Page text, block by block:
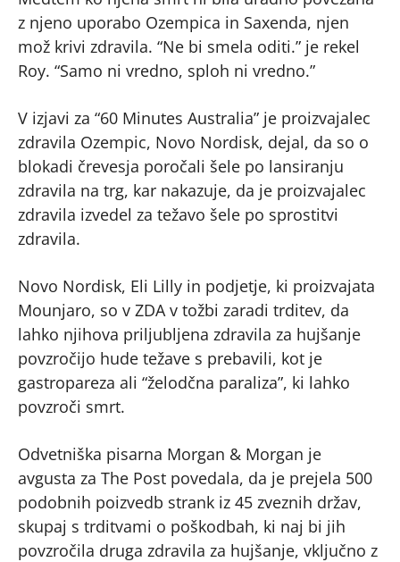
z njeno uporabo Ozempica in Saxenda, njen
mož krivi zdravila. “Ne bi smela oditi.” je rekel
Roy. “Samo ni vredno, sploh ni vredno.”
V izjavi za “60 Minutes Australia” je proizvajalec
zdravila Ozempic, Novo Nordisk, dejal, da so o
blokadi črevesja poročali šele po lansiranju
zdravila na trg, kar nakazuje, da je proizvajalec
zdravila izvedel za težavo šele po sprostitvi
zdravila.
Novo Nordisk, Eli Lilly in podjetje, ki proizvajata
Mounjaro, so v ZDA v tožbi zaradi trditev, da
lahko njihova priljubljena zdravila za hujšanje
povzročijo hude težave s prebavili, kot je
gastropareza ali “želodčna paraliza”, ki lahko
povzroči smrt.
Odvetniška pisarna Morgan & Morgan je
avgusta za The Post povedala, da je prejela 500
podobnih poizvedb strank iz 45 zveznih držav,
skupaj s trditvami o poškodbah, ki naj bi jih
povzročila druga zdravila za hujšanje, vključno z